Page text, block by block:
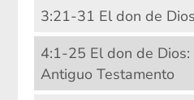
3:21-31 El don de
4:1-25 El don de
Antiguo Testamento